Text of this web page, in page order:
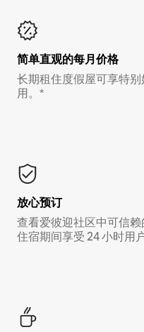
简单直观的每月价格
长期租住度假屋可享特
用。*
放心预订
查看爱彼迎社区中可信
住宿期间享受 24 小时用